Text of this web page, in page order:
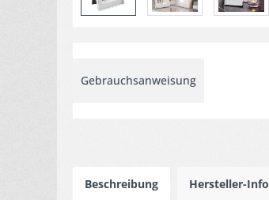
Gebrauchsanweisung
Beschreibung Hersteller-Info